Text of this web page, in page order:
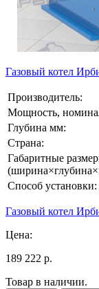
Газовый котел
Производитель:
Мощность,
Глубина мм:
Страна:
Габаритные
Способ установки:
Газовый котел
Цена:
189 222 р.
Товар в наличии.